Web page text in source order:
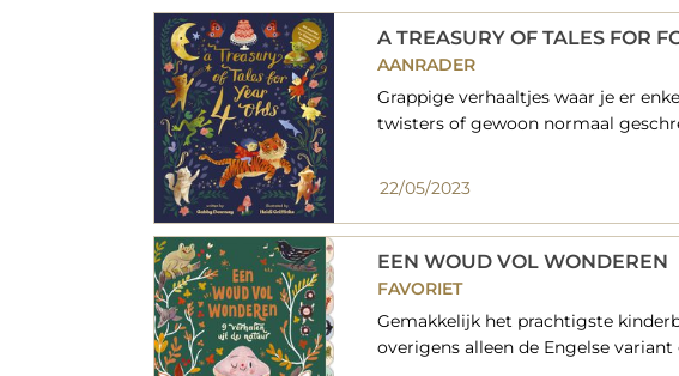
A TREASURY OF TALES FOR
AANRADER
Grappige verhaaltjes waar je er
twisters of gewoon normaal
22/05/2023
EEN WOUD VOL WONDEREN
FAVORIET
Gemakkelijk het prachtigste
overigens alleen de Engelse